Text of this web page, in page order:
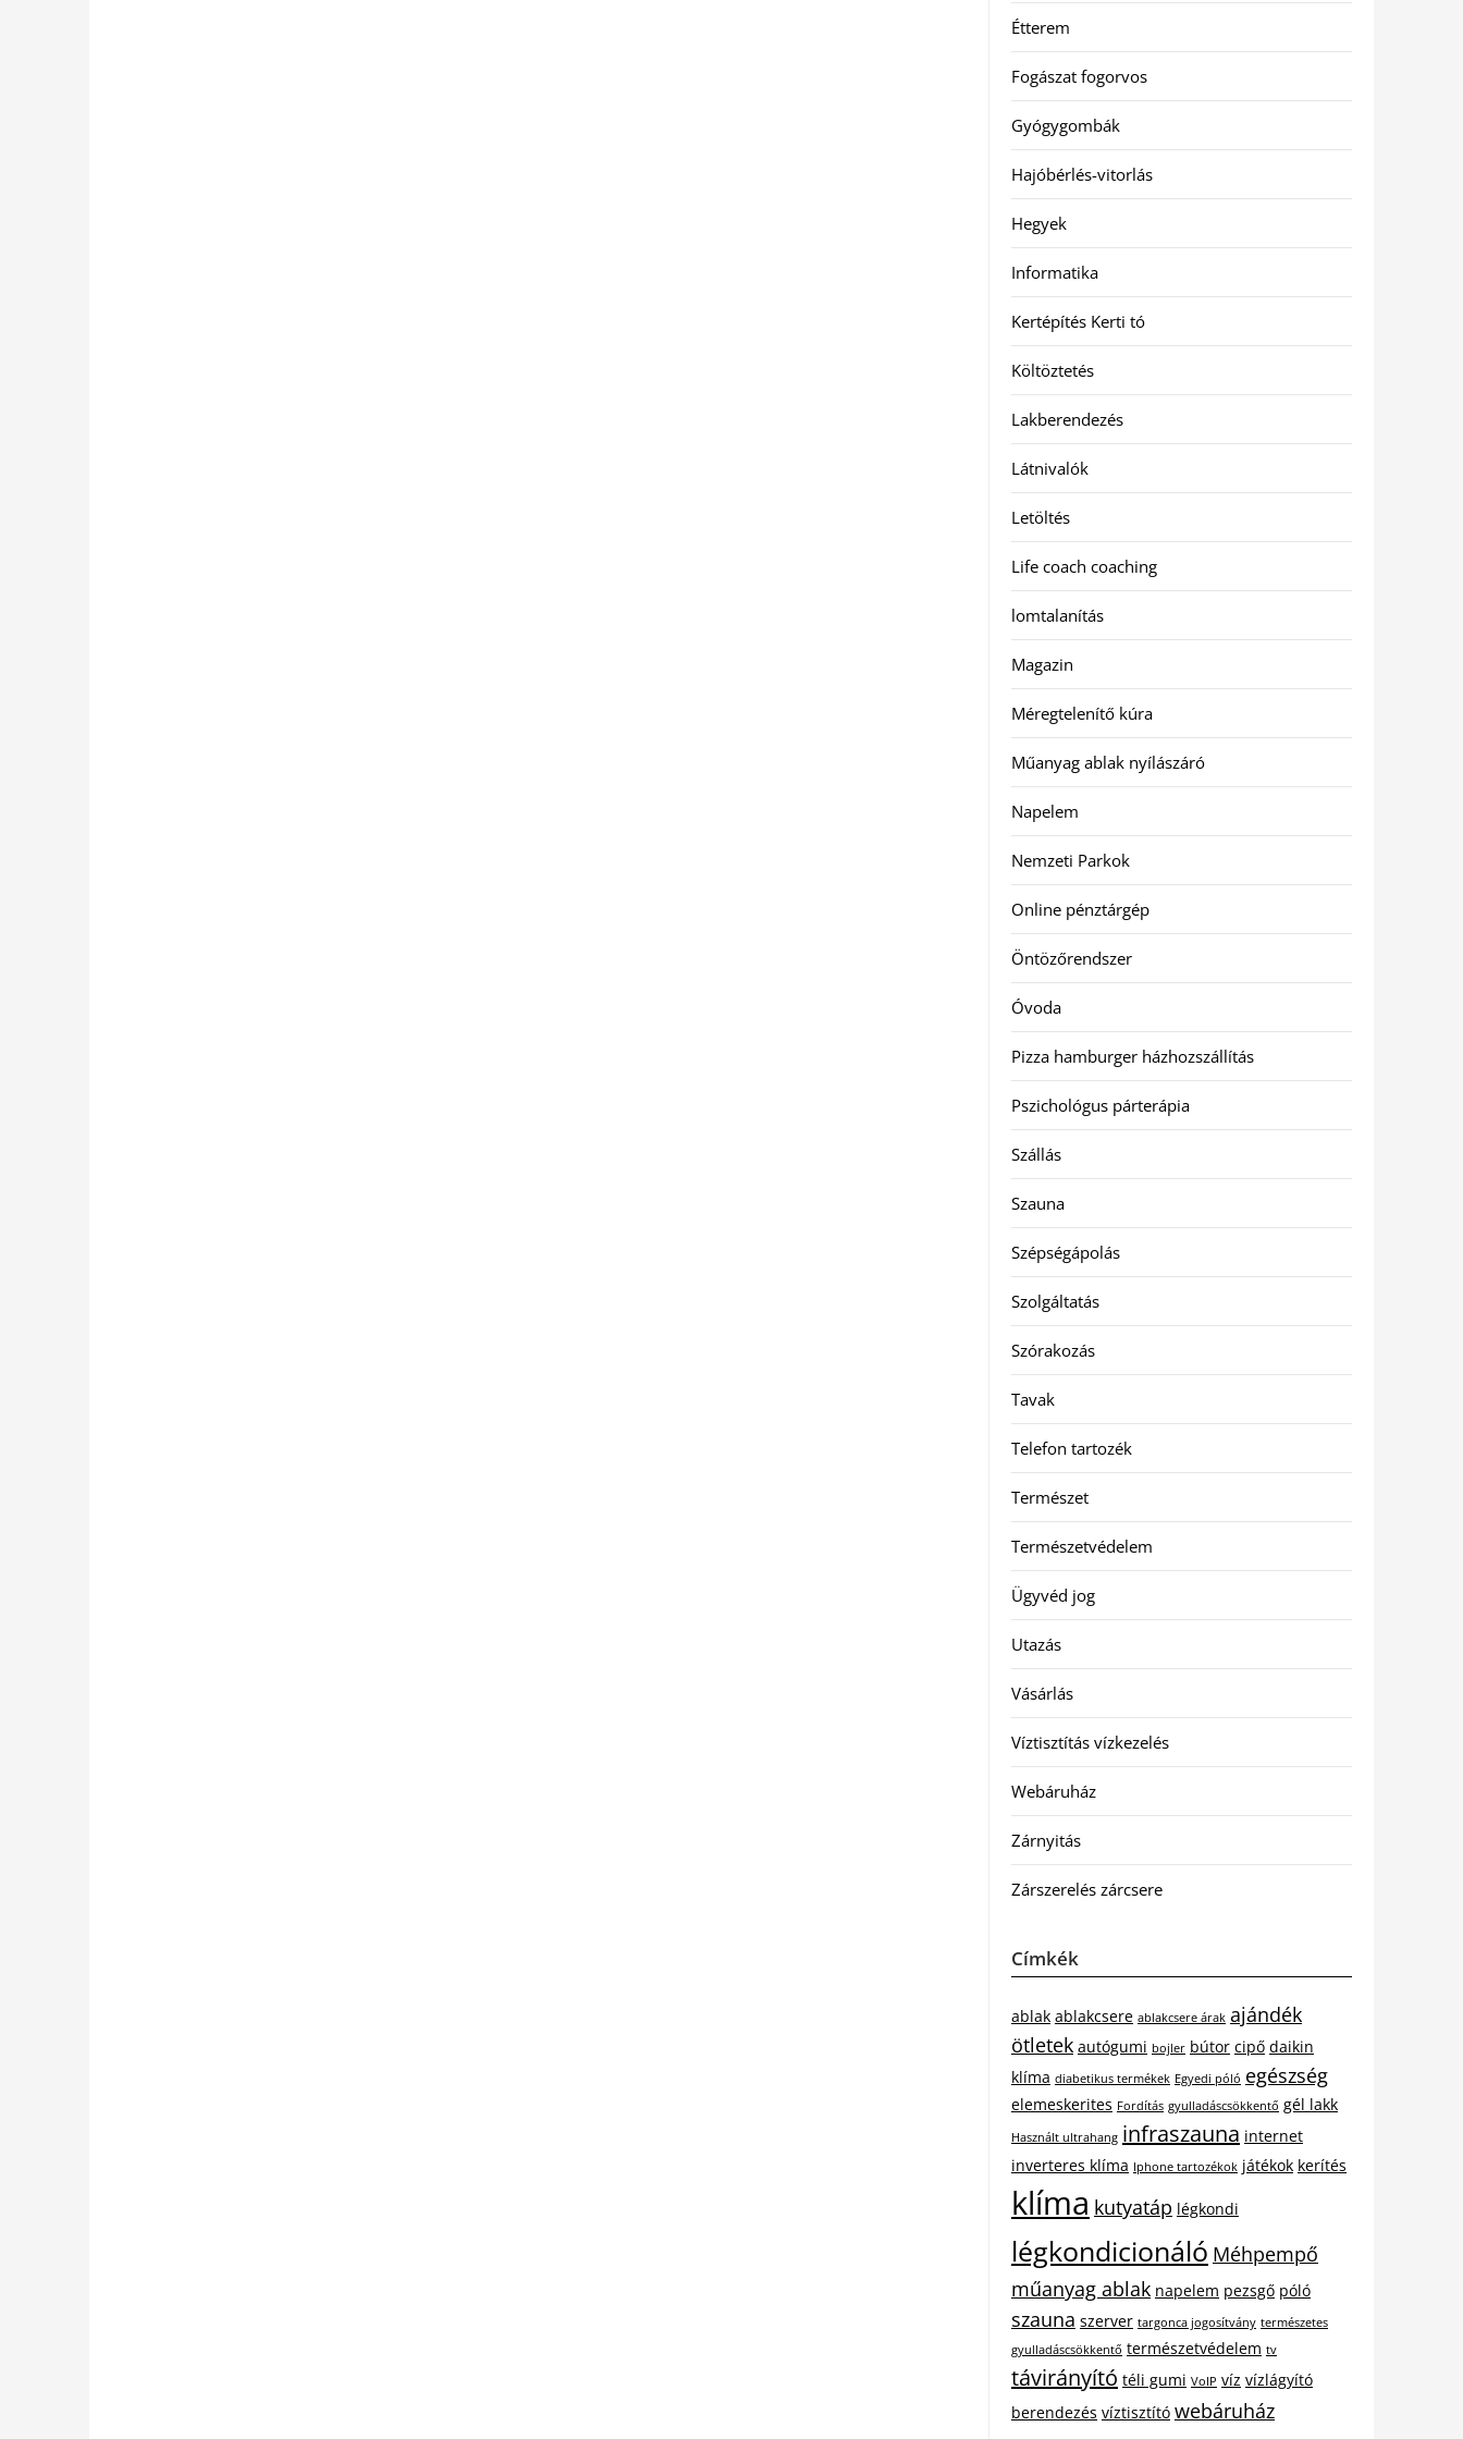
Étterem
Fogászat fogorvos
Gyógygombák
Hajóbérlés-vitorlás
Hegyek
Informatika
Kertépítés Kerti tó
Költöztetés
Lakberendezés
Látnivalók
Letöltés
Life coach coaching
lomtalanítás
Magazin
Méregtelenítő kúra
Műanyag ablak nyílászáró
Napelem
Nemzeti Parkok
Online pénztárgép
Öntözőrendszer
Óvoda
Pizza hamburger házhozszállítás
Pszichológus párterápia
Szállás
Szauna
Szépségápolás
Szolgáltatás
Szórakozás
Tavak
Telefon tartozék
Természet
Természetvédelem
Ügyvéd jog
Utazás
Vásárlás
Víztisztítás vízkezelés
Webáruház
Zárnyitás
Zárszerelés zárcsere
Címkék
ablak ablakcsere ablakcsere árak ajándék
ötletek autógumi bojler bútor cipő daikin
klíma diabetikus termékek Egyedi póló egészség
elemeskerites Fordítás gyulladáscsökkentő gél lakk
Használt ultrahang infraszauna internet
inverteres klíma Iphone tartozékok játékok kerítés
klíma kutyatáp légkondi
légkondicionáló Méhpempő
műanyag ablak napelem pezsgő póló
szauna szerver targonca jogosítvány természetes
gyulladáscsökkentő természetvédelem tv
távirányító téli gumi VoIP víz vízlágyító
berendezés víztisztító webáruház